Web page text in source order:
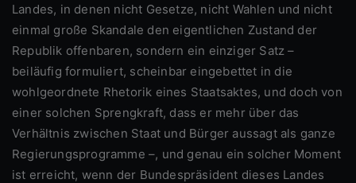
Landes, in denen nicht Gesetze, nicht Wahlen und nicht
einmal große Skandale den eigentlichen Zustand der
Republik offenbaren, sondern ein einziger Satz –
beiläufig formuliert, scheinbar eingebettet in die
wohlgeordnete Rhetorik eines Staatsaktes, und doch von
einer solchen Sprengkraft, dass er mehr über das
Verhältnis zwischen Staat und Bürger aussagt als ganze
Regierungsprogramme –, und genau ein solcher Moment
ist erreicht, wenn der Bundespräsident dieses Landes